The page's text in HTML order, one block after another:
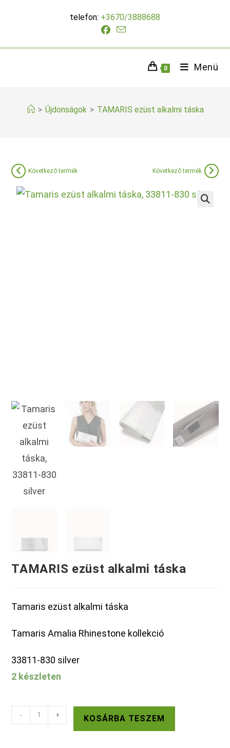
telefon: +3670/3888688
0 Menü
> Újdonságok > TAMARIS ezüst alkalmi táska
Következő termék Következő termék
TAMARIS ezüst alkalmi táska
Tamaris ezüst alkalmi táska
Tamaris Amalia Rhinestone kollekció
33811-830 silver
2 készleten
TAMARIS
ezüst
- + KOSÁRBA TESZEM